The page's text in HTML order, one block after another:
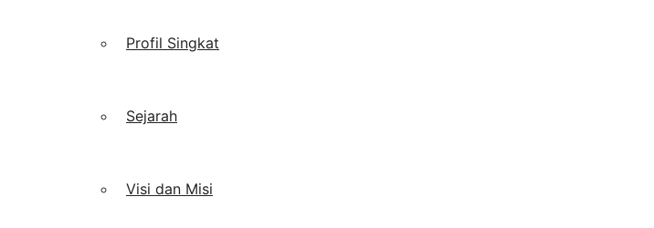
Profil Singkat
Sejarah
Visi dan Misi